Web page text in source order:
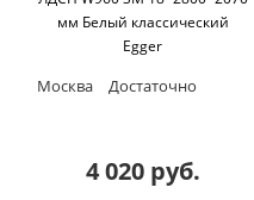
мм Белый классический
Egger
Москва Достаточно
4 020 руб.